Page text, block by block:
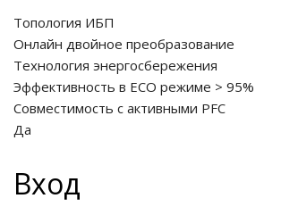
от грозовых
систем
Delta
Топология ИБП
Онлайн двойное преобразование
Технология энергосбережения
Эффективность в ECO режиме > 95%
Совместимость с активными PFC
Да
Вход